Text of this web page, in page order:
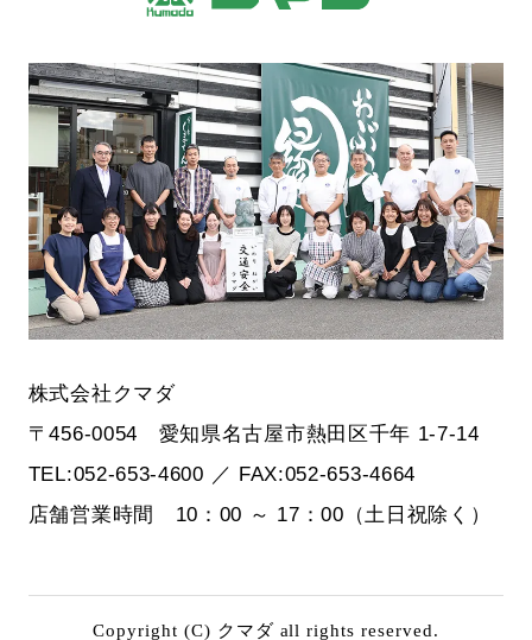
株式会社クマダ
〒456-0054 愛知県名古屋市熱田区千年 1-7-14
TEL:052-653-4600 ／ FAX:052-653-4664
店舗営業時間 10：00 ～ 17：00（土日祝除く）
Copyright (C) クマダ all rights reserved.